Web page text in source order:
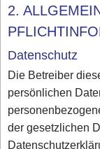
2.
Datenschutz
Die Betreiber
persönlichen
der gesetzlichen